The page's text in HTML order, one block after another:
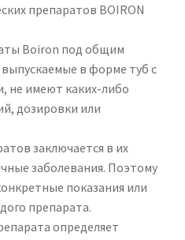
препаратов BOIRON
Boiron под общим
в форме туб с
не имеют каких-либо
дозировки или
заключается в их
заболевания. Поэтому
показания или
препарата.
определяет